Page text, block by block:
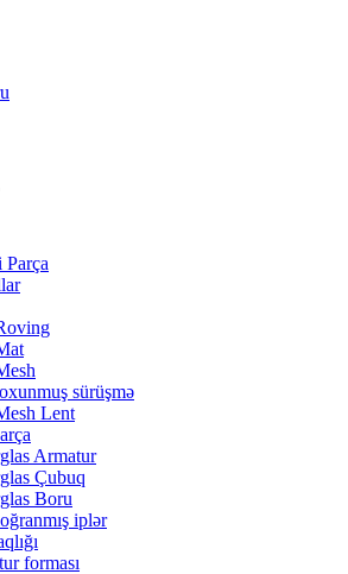
sürüşmə
Lent
Armatur
Çubuq
Boru
iplər
forması